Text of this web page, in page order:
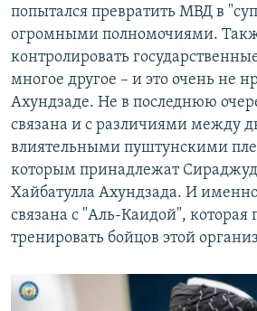
попытался превратить МВД в
огромными полномочиями.
контролировать
многое другое – и это очень не
Ахундзаде. Не в последнюю
связана и с различиями между
влиятельными пуштунскими
которым принадлежат
Хайбатулла Ахундзада. И
связана с "Аль-Каидой", которая
тренировать бойцов этой